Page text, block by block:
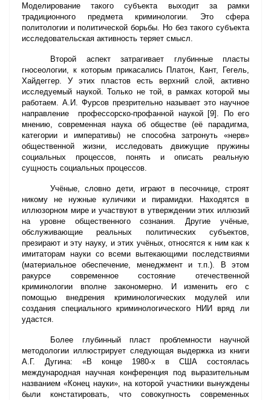
Моделирование такого субъекта выходит за рамки
традиционного предмета криминологии. Это сфера
политологии и политической борьбы. Но без такого субъекта
исследовательская активность теряет смысл.
Второй аспект затрагивает глубинные пласты
гносеологии, к которым прикасались Платон, Кант, Гегель,
Хайдеггер. У этих пластов есть верхний слой, активно
исследуемый наукой. Только не той, в рамках которой мы
работаем. А.И. Фурсов презрительно называет это научное
направление профессорско-профанной наукой [9]. По его
мнению, современная наука об обществе (её парадигма,
категории и императивы) не способна затронуть «нерв»
общественной жизни, исследовать движущие пружины
социальных процессов, понять и описать реальную
сущность социальных процессов.
Учёные, словно дети, играют в песочнице, строят
никому не нужные куличики и пирамидки. Находятся в
иллюзорном мире и участвуют в утверждении этих иллюзий
на уровне общественного сознания. Другие учёные,
обслуживающие реальных политических субъектов,
презирают и эту науку, и этих учёных, относятся к ним как к
имитаторам науки со всеми вытекающими последствиями
(материальное обеспечение, менеджмент и т.п.). В этом
ракурсе современное состояние отечественной
криминологии вполне закономерно. И изменить его с
помощью внедрения криминологических модулей или
создания специального криминологического НИИ вряд ли
удастся.
Более глубинный пласт проблемности научной
методологии иллюстрирует следующая выдержка из книги
А.Г. Дугина: «В конце 1980-х в США состоялась
международная научная конференция под выразительным
названием «Конец науки», на которой участники вынуждены
были констатировать, что совокупность современных